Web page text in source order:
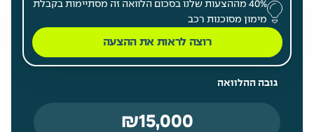
40% מההצעות שלנו בסכום הלוואה זה מסתיימות בקבלת
מימון מסוכנות רכב
רוצה לראות את ההצעה
גובה ההלוואה